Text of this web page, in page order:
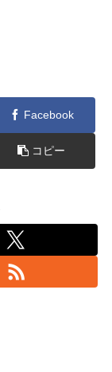
Facebook
コピー